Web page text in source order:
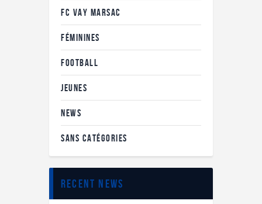
FC VAY MARSAC
FÉMININES
FOOTBALL
JEUNES
NEWS
SANS CATÉGORIES
recent news